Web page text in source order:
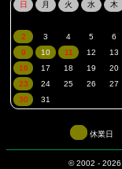
休業日
© 2002 - 2026